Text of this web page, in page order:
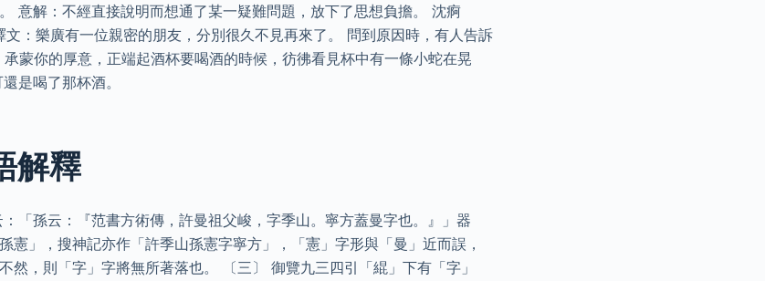
意解：不經直接說明而想通了某一疑難問題，放下了思想負擔。 沈痾
文：樂廣有一位親密的朋友，分別很久不見再來了。 問到原因時，有人告訴
蒙你的厚意，正端起酒杯要喝酒的時候，彷彿看見杯中有一條小蛇在晃
是喝了那杯酒。
解釋
：「孫云：『范書方術傳，許曼祖父峻，字季山。寧方蓋曼字也。』」器
憲」，搜神記亦作「許季山孫憲字寧方」，「憲」字形與「曼」近而誤，
然，則「字」字將無所著落也。 〔三〕 御覽九三四引「緄」下有「字」